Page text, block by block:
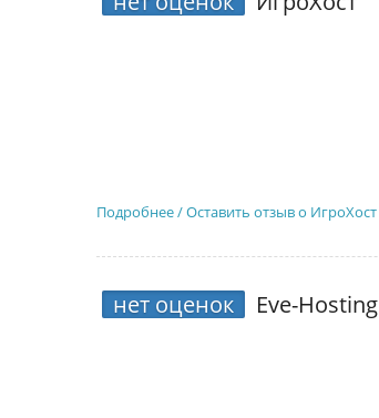
Подробнее / Оставить отзыв о ИгроХост
нет оценок Eve-Hosting